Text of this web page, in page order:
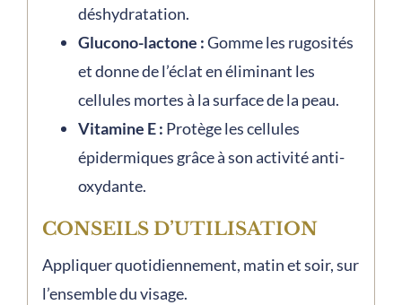
déshydratation.
Glucono-lactone :Gomme les rugosités
et donne de l’éclat en éliminant les
cellules mortes à la surface de la peau.
Vitamine E : Protège les cellules
épidermiques grâce à son activité anti-
oxydante.
CONSEILS D’UTILISATION
Appliquer quotidiennement, matin et soir, sur
l’ensemble du visage.